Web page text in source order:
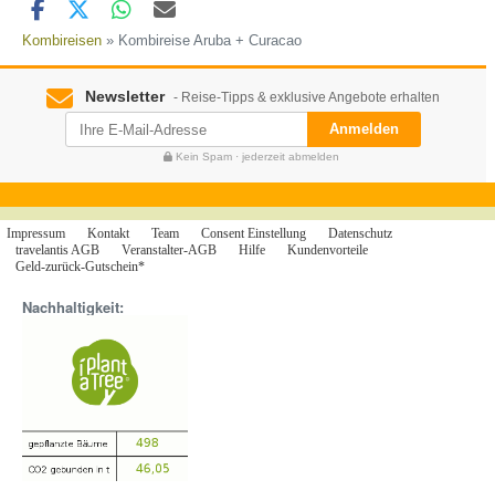
Kombireisen » Kombireise Aruba + Curacao
Newsletter - Reise-Tipps & exklusive Angebote erhalten
Anmelden
Kein Spam · jederzeit abmelden
Impressum Kontakt Team Consent Einstellung
Datenschutz
travelantis AGB
Veranstalter-AGB Hilfe
Kundenvorteile
Geld-zurück-Gutschein*
Nachhaltigkeit: